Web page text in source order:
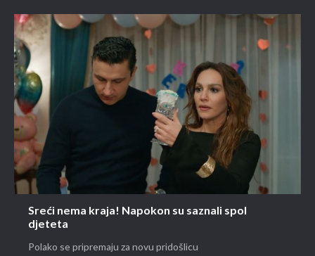
Sreći nema kraja! Napokon su saznali spol
djeteta
Polako se pripremaju za novu pridošlicu